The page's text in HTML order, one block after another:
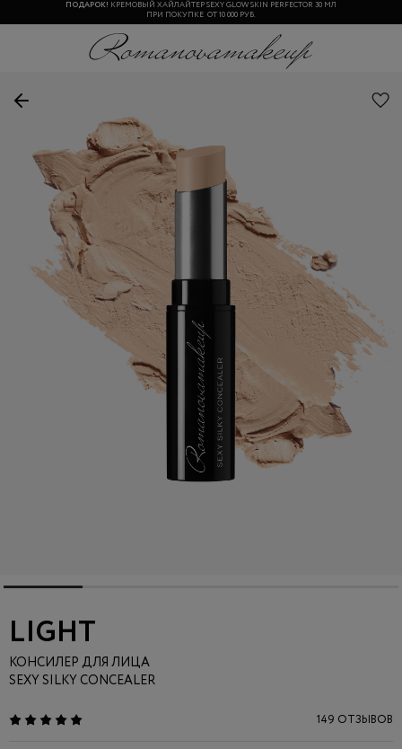
ПОДАРОК! КРЕМОВЫЙ ХАЙЛАЙТЕР SEXY GLOW SKIN PERFECTOR 30 МЛ
ПРИ ПОКУПКЕ ОТ 10 000 РУБ.
LIGHT
КОНСИЛЕР ДЛЯ ЛИЦА
SEXY SILKY CONCEALER
149 ОТЗЫВОВ